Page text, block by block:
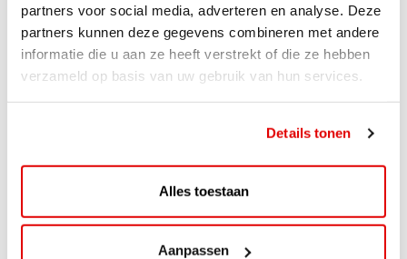
partners voor social media, adverteren en analyse. Deze
partners kunnen deze gegevens combineren met andere
informatie die u aan ze heeft verstrekt of die ze hebben
verzameld op basis van uw gebruik van hun services.
Details tonen
Alles toestaan
Aanpassen